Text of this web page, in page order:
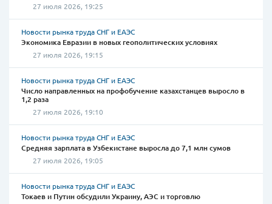
27 июля 2026, 19:25
Новости рынка труда СНГ и ЕАЭС
Экономика Евразии в новых геополитических условиях
27 июля 2026, 19:15
Новости рынка труда СНГ и ЕАЭС
Число направленных на профобучение казахстанцев выросло в
1,2 раза
27 июля 2026, 19:10
Новости рынка труда СНГ и ЕАЭС
Средняя зарплата в Узбекистане выросла до 7,1 млн сумов
27 июля 2026, 19:05
Новости рынка труда СНГ и ЕАЭС
Токаев и Путин обсудили Украину, АЭС и торговлю